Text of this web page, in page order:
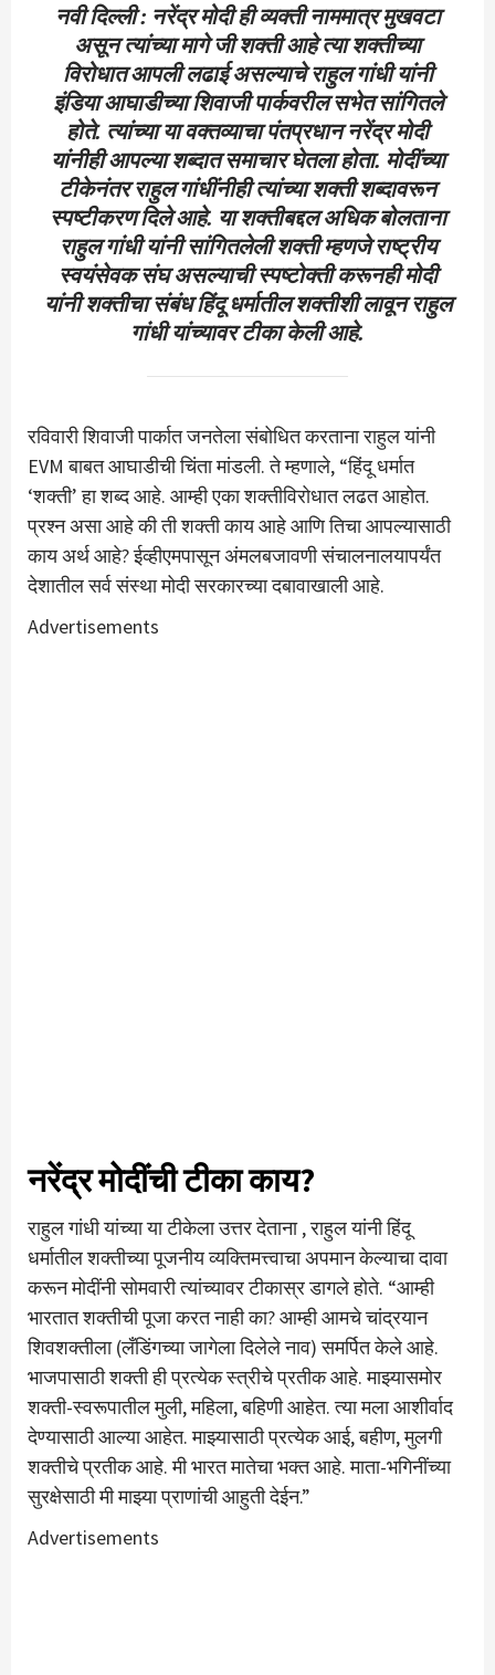
नवी दिल्ली : नरेंद्र मोदी ही व्यक्ती नाममात्र मुखवटा
असून त्यांच्या मागे जी शक्ती आहे त्या शक्तीच्या
विरोधात आपली लढाई असल्याचे राहुल गांधी यांनी
इंडिया आघाडीच्या शिवाजी पार्कवरील सभेत सांगितले
होते. त्यांच्या या वक्तव्याचा पंतप्रधान नरेंद्र मोदी
यांनीही आपल्या शब्दात समाचार घेतला होता. मोदींच्या
टीकेनंतर राहुल गांधींनीही त्यांच्या शक्ती शब्दावरून
स्पष्टीकरण दिले आहे. या शक्तीबद्दल अधिक बोलताना
राहुल गांधी यांनी सांगितलेली शक्ती म्हणजे राष्ट्रीय
स्वयंसेवक संघ असल्याची स्पष्टोक्ती करूनही मोदी
यांनी शक्तीचा संबंध हिंदू धर्मातील शक्तीशी लावून राहुल
गांधी यांच्यावर टीका केली आहे.
रविवारी शिवाजी पार्कात जनतेला संबोधित करताना राहुल यांनी
EVM बाबत आघाडीची चिंता मांडली. ते म्हणाले, “हिंदू धर्मात
‘शक्ती’ हा शब्द आहे. आम्ही एका शक्तीविरोधात लढत आहोत.
प्रश्न असा आहे की ती शक्ती काय आहे आणि तिचा आपल्यासाठी
काय अर्थ आहे? ईव्हीएमपासून अंमलबजावणी संचालनालयापर्यंत
देशातील सर्व संस्था मोदी सरकारच्या दबावाखाली आहे.
Advertisements
नरेंद्र मोदींची टीका काय?
राहुल गांधी यांच्या या टीकेला उत्तर देताना , राहुल यांनी हिंदू
धर्मातील शक्तीच्या पूजनीय व्यक्तिमत्त्वाचा अपमान केल्याचा दावा
करून मोदींनी सोमवारी त्यांच्यावर टीकास्र डागले होते. “आम्ही
भारतात शक्तीची पूजा करत नाही का? आम्ही आमचे चांद्रयान
शिवशक्तीला (लँडिंगच्या जागेला दिलेले नाव) समर्पित केले आहे.
भाजपासाठी शक्ती ही प्रत्येक स्त्रीचे प्रतीक आहे. माझ्यासमोर
शक्ती-स्वरूपातील मुली, महिला, बहिणी आहेत. त्या मला आशीर्वाद
देण्यासाठी आल्या आहेत. माझ्यासाठी प्रत्येक आई, बहीण, मुलगी
शक्तीचे प्रतीक आहे. मी भारत मातेचा भक्त आहे. माता-भगिनींच्या
सुरक्षेसाठी मी माझ्या प्राणांची आहुती देईन.”
Advertisements